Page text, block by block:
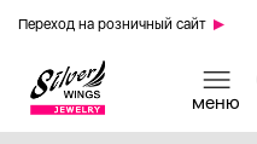
Переход на розничный сайт